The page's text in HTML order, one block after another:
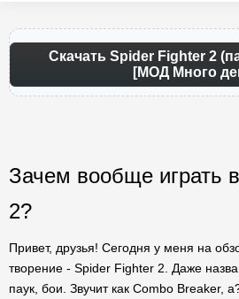
Скачать Spider Fighter 2
[МОД Много
Зачем вообще играть
2?
Привет, друзья! Сегодня у меня на
творение - Spider Fighter 2. Даже
паук, бои. Звучит как Combo Breaker,